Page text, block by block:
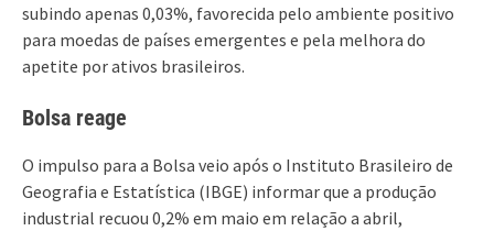
subindo apenas 0,03%, favorecida pelo ambiente positivo
para moedas de países emergentes e pela melhora do
apetite por ativos brasileiros.
Bolsa reage
O impulso para a Bolsa veio após o Instituto Brasileiro de
Geografia e Estatística (IBGE) informar que a produção
industrial recuou 0,2% em maio em relação a abril,